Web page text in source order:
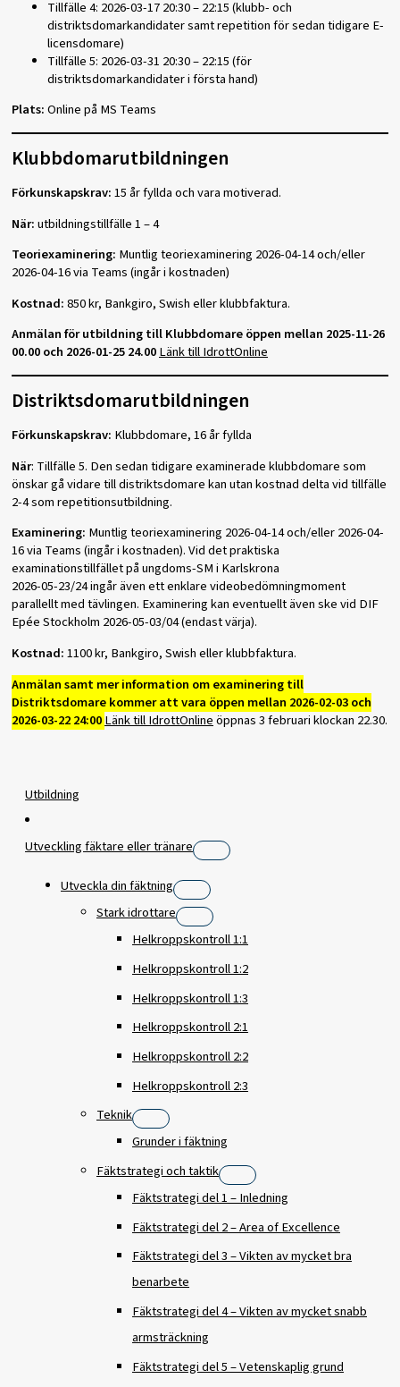
Tillfälle 4: 2026-03-17 20:30 – 22:15 (klubb- och
distriktsdomarkandidater samt repetition för sedan tidigare E-
licensdomare)
Tillfälle 5: 2026-03-31 20:30 – 22:15 (för
distriktsdomarkandidater i första hand)
Plats:Online på MS Teams
Klubbdomarutbildningen
Förkunskapskrav:15 år fyllda och vara motiverad.
När:utbildningstillfälle 1 – 4
Teoriexaminering: Muntlig teoriexaminering 2026-04-14 och/eller
2026-04-16 via Teams (ingår i kostnaden)
Kostnad:850 kr, Bankgiro, Swish eller klubbfaktura.
Anmälan för utbildning till Klubbdomare öppen mellan 2025-11-26
00.00 och 2026-01-25 24.00Länk till IdrottOnline
Distriktsdomarutbildningen
Förkunskapskrav: Klubbdomare, 16 år fyllda
När: Tillfälle 5. Den sedan tidigare examinerade klubbdomare som
önskar gå vidare till distriktsdomare kan utan kostnad delta vid tillfälle
2-4 som repetitionsutbildning.
Examinering: Muntlig teoriexaminering 2026-04-14 och/eller 2026-04-
16 via Teams (ingår i kostnaden). Vid det praktiska
examinationstillfället på ungdoms-SM i Karlskrona
2026-05-23/24 ingår även ett enklare videobedömningmoment
parallellt med tävlingen. Examinering kan eventuellt även ske vid DIF
Epée Stockholm 2026-05-03/04 (endast värja).
Kostnad:1100 kr, Bankgiro, Swish eller klubbfaktura.
Anmälan samt mer information om examinering till
Distriktsdomare kommer att vara öppen mellan 2026-02-03 och
2026-03-22 24:00Länk till IdrottOnlineöppnas 3 februari klockan 22.30.
Utbildning
Utveckling fäktare eller tränare
Utveckla din fäktning
Stark idrottare
Helkroppskontroll 1:1
Helkroppskontroll 1:2
Helkroppskontroll 1:3
Helkroppskontroll 2:1
Helkroppskontroll 2:2
Helkroppskontroll 2:3
Teknik
Grunder i fäktning
Fäktstrategi och taktik
Fäktstrategi del 1 – Inledning
Fäktstrategi del 2 – Area of Excellence
Fäktstrategi del 3 – Vikten av mycket bra
benarbete
Fäktstrategi del 4 – Vikten av mycket snabb
armsträckning
Fäktstrategi del 5 – Vetenskaplig grund